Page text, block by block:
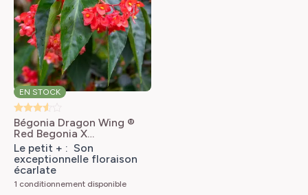
EN STOCK
Bégonia Dragon Wing ®
Red Begonia X
semperflorens Dragon
Wing® rouge
Le petit + : Son
exceptionnelle floraison
écarlate
1 conditionnement disponible